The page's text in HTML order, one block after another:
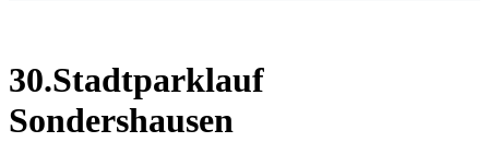
30.Stadtparklauf
Sondershausen